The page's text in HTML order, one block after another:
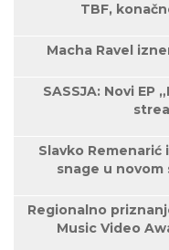
TBF,
Macha Ravel
SASSJA: Novi EP
Slavko
snage u novom
Regionalno
Music Video